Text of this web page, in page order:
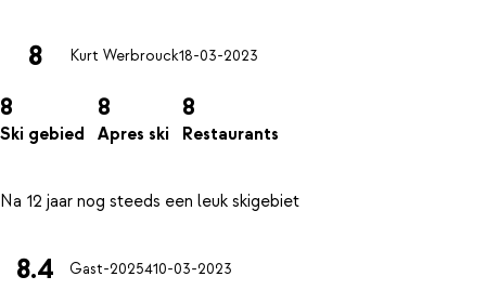
8 Kurt Werbrouck18-03-2023
8
Ski gebied
8
Apres ski
8
Restaurants
8.4 Gast-2025410-03-2023